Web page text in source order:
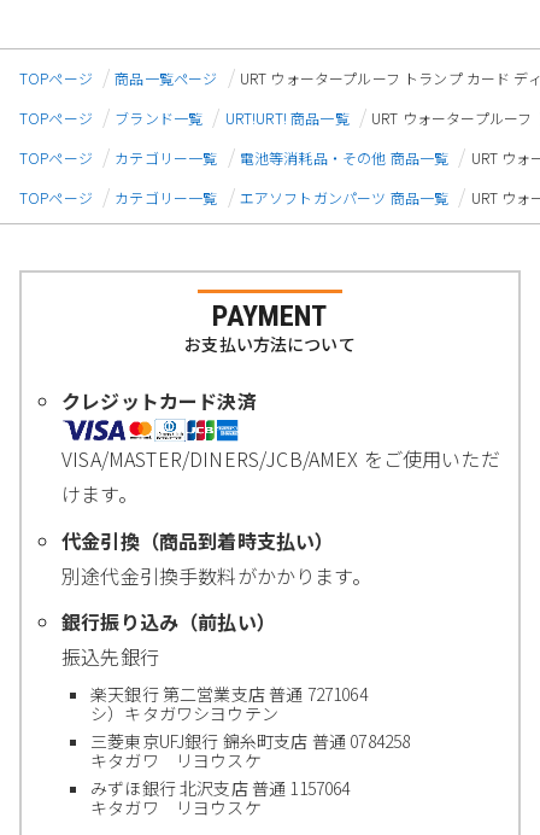
TOPページ 商品一覧ページ
URT ウォータープルーフ トランプ カード デ
TOPページ
ブランド一覧 URT!URT! 商品一覧
URT ウォータープルー
TOPページ
カテゴリー一覧 電池等消耗品・その他 商品一覧
URT ウォ
TOPページ
カテゴリー一覧 エアソフトガンパーツ 商品一覧 URT ウォ
PAYMENT
お支払い方法について
クレジットカード決済
VISA/MASTER/DINERS/JCB/AMEX をご使用いただ
けます。
代金引換（商品到着時支払い）
別途代金引換手数料がかかります。
銀行振り込み（前払い）
振込先銀行
楽天銀行 第二営業支店 普通 7271064
シ）キタガワシヨウテン
三菱東京UFJ銀行 錦糸町支店 普通 0784258
キタガワ リヨウスケ
みずほ銀行 北沢支店 普通 1157064
キタガワ リヨウスケ